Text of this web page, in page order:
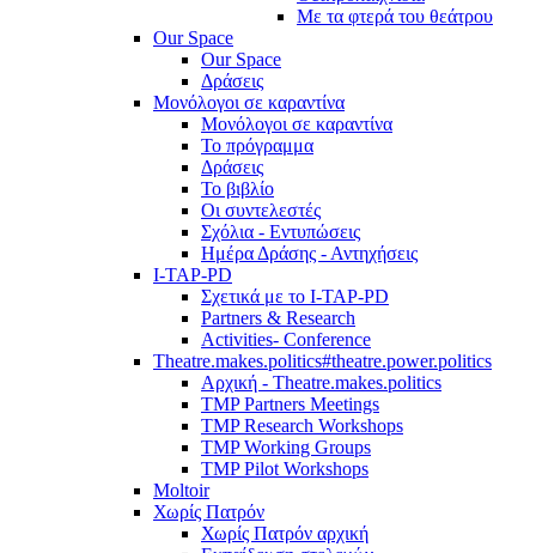
Με τα φτερά του θεάτρου
Our Space
Our Space
Δράσεις
Μονόλογοι σε καραντίνα
Μονόλογοι σε καραντίνα
Το πρόγραμμα
Δράσεις
Το βιβλίο
Οι συντελεστές
Σχόλια - Εντυπώσεις
Ημέρα Δράσης - Αντηχήσεις
I-TAP-PD
Σχετικά με το I-TAP-PD
Partners & Research
Activities- Conference
Theatre.makes.politics#theatre.power.politics
Αρχική - Theatre.makes.politics
TMP Partners Meetings
TMP Research Workshops
TMP Working Groups
TMP Pilot Workshops
Moltoir
Χωρίς Πατρόν
Χωρίς Πατρόν αρχική